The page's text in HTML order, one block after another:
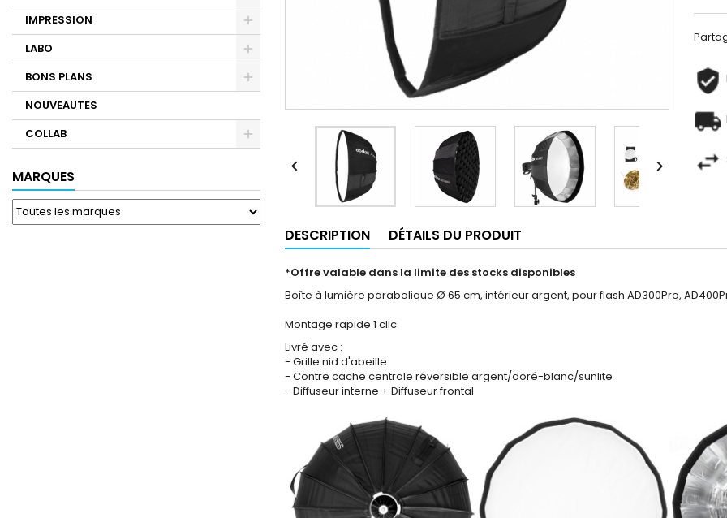
IMPRESSION
LABO
BONS PLANS
NOUVEAUTES
COLLAB
MARQUES
 
DESCRIPTION DÉTAILS DU PRODUIT
*Offre valable dans la limite des stocks disponibles
Boîte à lumière parabolique Ø 65 cm, intérieur argent, pour flash AD300Pro,
Montage rapide 1 clic
Livré avec :
- Grille nid d'abeille
- Contre cache centrale réversible argent/doré-blanc/sunlite
- Diffuseur interne + Diffuseur frontal